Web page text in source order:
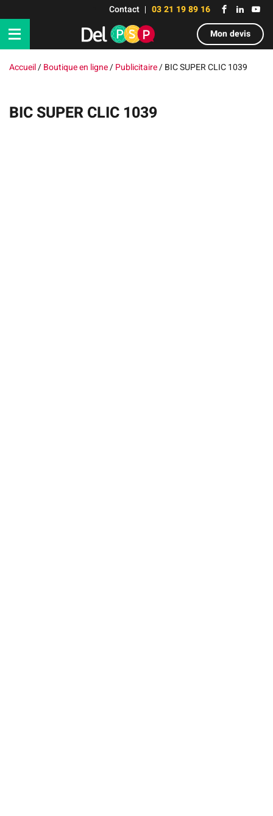
Contact
03 21 19 89 16
Mon devis
Accueil/Boutique en ligne/Publicitaire/BIC SUPER CLIC 1039
BIC SUPER CLIC 1039